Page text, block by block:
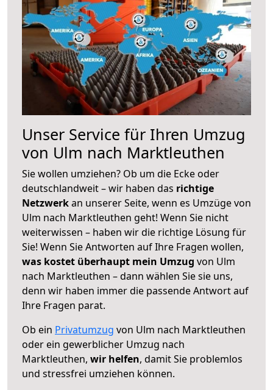
Unser Service für Ihren Umzug
von Ulm nach Marktleuthen
Sie wollen umziehen? Ob um die Ecke oder
deutschlandweit – wir haben das richtige
Netzwerkan unserer Seite, wenn es Umzüge von
Ulm nach Marktleuthen geht! Wenn Sie nicht
weiterwissen – haben wir die richtige Lösung für
Sie! Wenn Sie Antworten auf Ihre Fragen wollen,
was kostet überhaupt mein Umzug von Ulm
nach Marktleuthen – dann wählen Sie sie uns,
denn wir haben immer die passende Antwort auf
Ihre Fragen parat.
Ob ein Privatumzug von Ulm nach Marktleuthen
oder ein gewerblicher Umzug nach
Marktleuthen, wir helfen, damit Sie problemlos
und stressfrei umziehen können.